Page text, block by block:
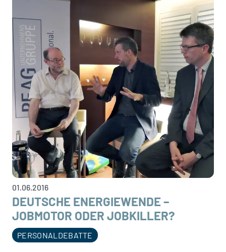
01.06.2016
DEUTSCHE ENERGIEWENDE –
JOBMOTOR ODER JOBKILLER?
PERSONALDEBATTE